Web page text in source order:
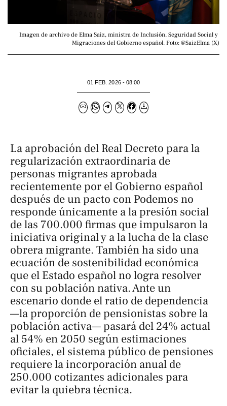
Imagen de archivo de Elma Saiz, ministra de Inclusión, Seguridad Social y
Migraciones del Gobierno español. Foto: @SaizElma (X)
01 FEB. 2026 - 08:00
La aprobación del Real Decreto para la
regularización extraordinaria de
personas migrantes aprobada
recientemente por el Gobierno español
después de un pacto con Podemos no
responde únicamente a la presión social
de las 700.000 firmas que impulsaron la
iniciativa original y a la lucha de la clase
obrera migrante. También ha sido una
ecuación de sostenibilidad económica
que el Estado español no logra resolver
con su población nativa. Ante un
escenario donde el ratio de dependencia
—la proporción de pensionistas sobre la
población activa— pasará del 24% actual
al 54% en 2050 según estimaciones
oficiales, el sistema público de pensiones
requiere la incorporación anual de
250.000 cotizantes adicionales para
evitar la quiebra técnica.